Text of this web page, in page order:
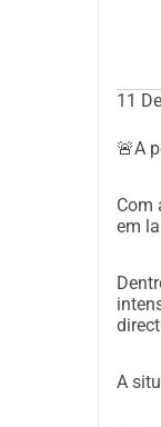
11
🚨A
Com
em
A